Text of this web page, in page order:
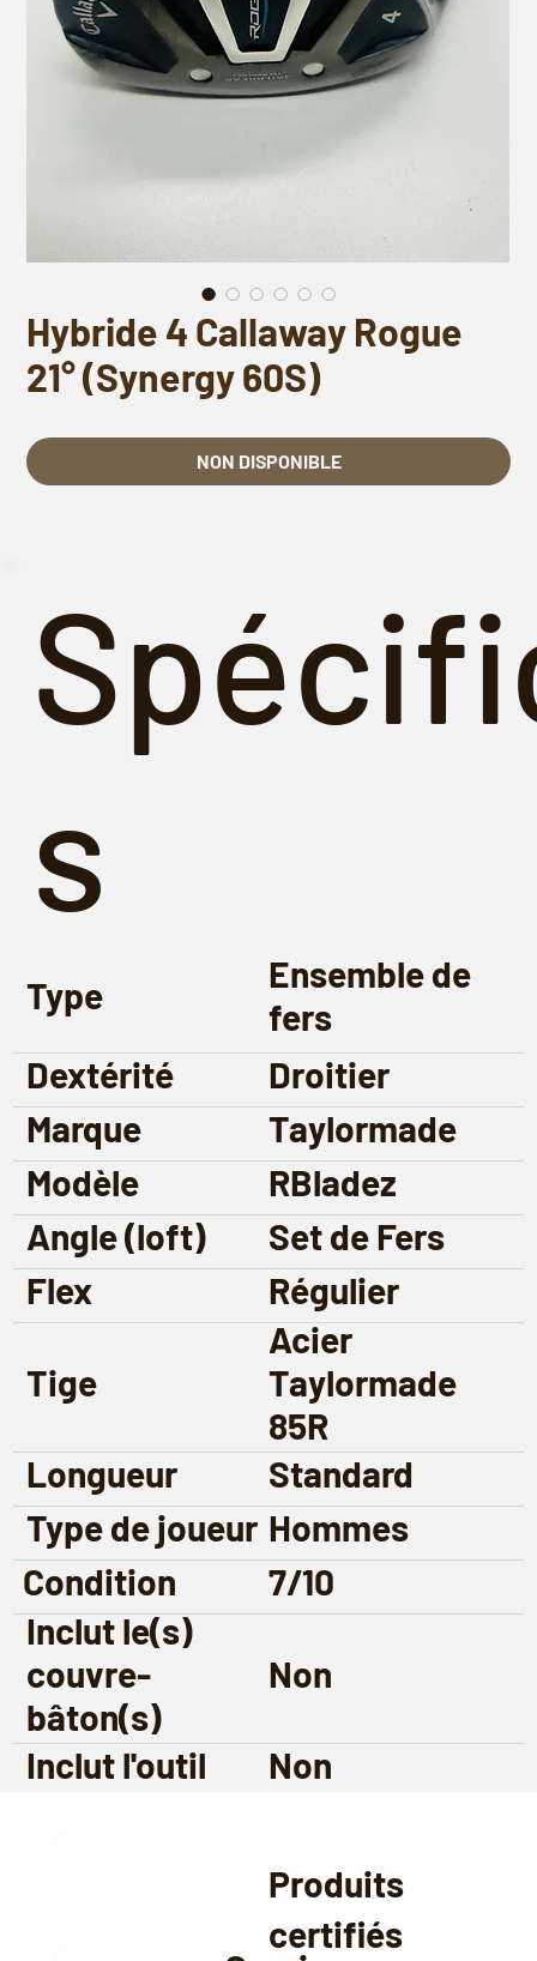
Hybride 4 Callaway Rogue
21° (Synergy 60S)
NON DISPONIBLE
s
Type
Ensemble de
fers
Taylormade
Marque
Modèle
RBladez
Angle (loft)
Set de Fers
Flex
Régulier
Tige
Acier
Taylormade
85R
Longueur
Standard
Type de joueur Hommes
Condition
7/10
Inclut le(s)
couvre-
bâton(s)
Non
Inclut l'outil Non
Dextérité Droitier
Produits
certifiés